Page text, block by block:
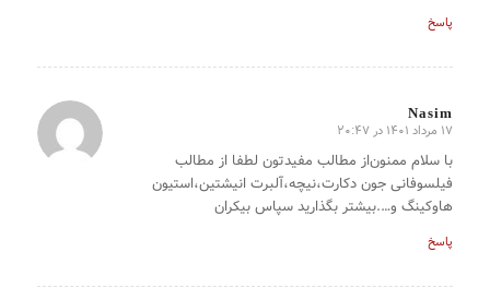
پاسخ
Nasim
گفته:17 مرداد 1401 در 20:47
با سلام ممنون‌از مطالب مفیدتون لطفا از مطالب
فیلسوفانی جون دکارت،نیچه،آلبرت انیشتین،استیون
هاوکینگ و….بیشتر بگذارید سپاس بیکران
پاسخ